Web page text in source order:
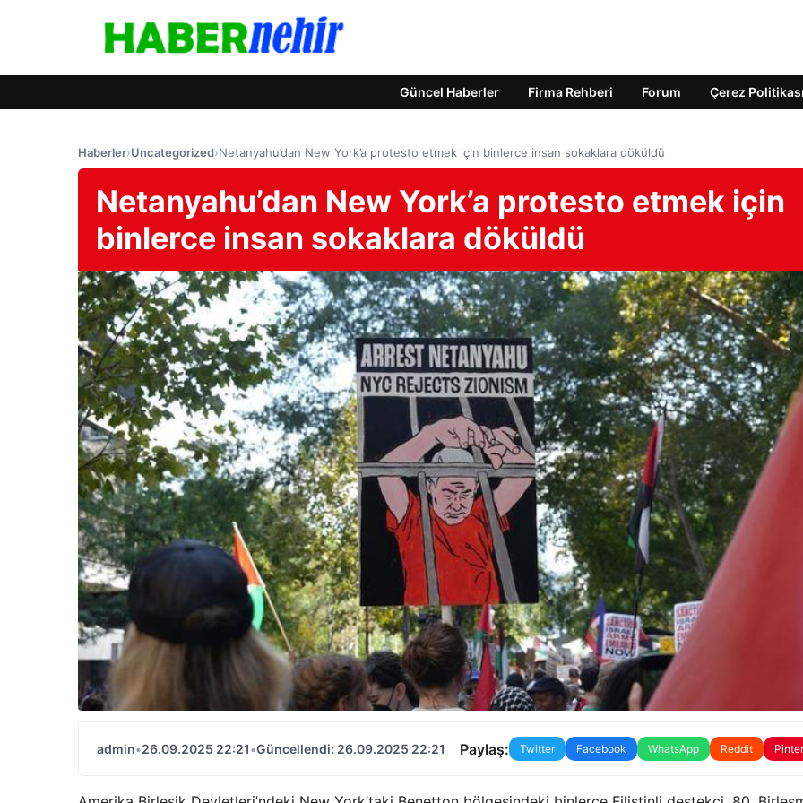
Güncel Haberler Firma Rehberi Forum Çerez Politikası
Haberler›Uncategorized›Netanyahu’dan New York’a protesto etmek için binlerce insan sokaklara döküldü
Netanyahu’dan New York’a protesto etmek için
binlerce insan sokaklara döküldü
admin•26.09.2025 22:21•Güncellendi: 26.09.2025 22:21 Paylaş: Twitter Facebook WhatsApp Reddit